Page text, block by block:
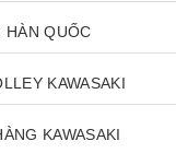
HÀN QUỐC
KAWASAKI
KAWASAKI